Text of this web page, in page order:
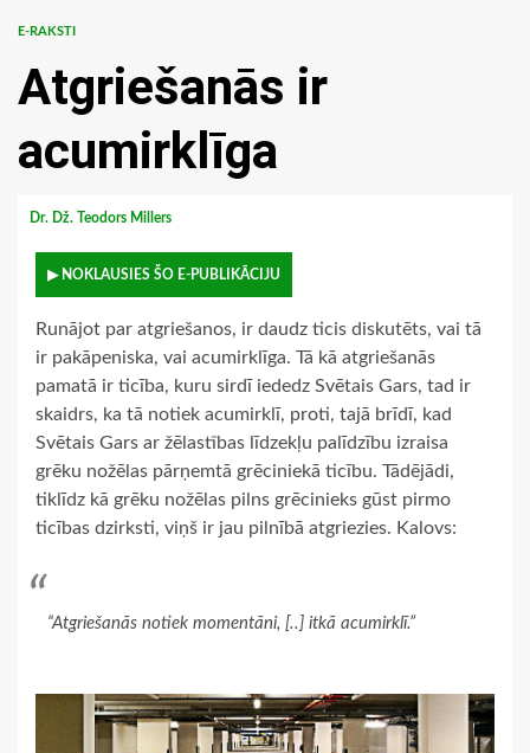
E-RAKSTI
Atgriešanās ir
acumirklīga
Dr. Dž. Teodors Millers
▶ NOKLAUSIES ŠO E-PUBLIKĀCIJU
Runājot par atgriešanos, ir daudz ticis diskutēts, vai tā
ir pakāpeniska, vai acumirklīga. Tā kā atgriešanās
pamatā ir ticība, kuru sirdī iededz Svētais Gars, tad ir
skaidrs, ka tā notiek acumirklī, proti, tajā brīdī, kad
Svētais Gars ar žēlastības līdzekļu palīdzību izraisa
grēku nožēlas pārņemtā grēciniekā ticību. Tādējādi,
tiklīdz kā grēku nožēlas pilns grēcinieks gūst pirmo
ticības dzirksti, viņš ir jau pilnībā atgriezies. Kalovs:
“Atgriešanās notiek momentāni, [..] itkā acumirklī.”